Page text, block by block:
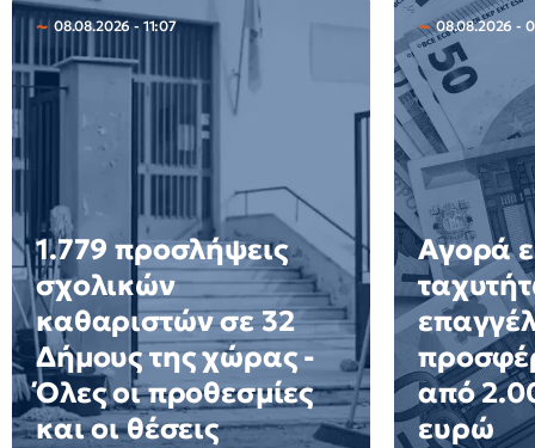
08.08.2026 - 11:07
1.779 προσλήψεις
σχολικών
καθαριστών σε 32
Δήμους της χώρας -
Όλες οι προθεσμίες
και οι θέσεις
08.08.2026 -
Αγορά
από
ευρώ